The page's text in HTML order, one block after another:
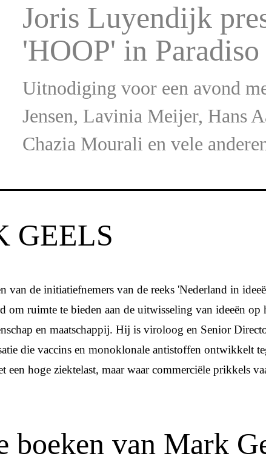
Joris Luyendijk
'HOOP' in Paradiso
Uitnodiging voor een avond
Jensen, Lavinia Meijer, Hans
Chazia Mourali en vele
GEELS
van de initiatiefnemers van de reeks 'Nederland in
om ruimte te bieden aan de uitwisseling van ideeën op
en maatschappij. Hij is viroloog en Senior
die vaccins en monoklonale antistoffen ontwikkelt
een hoge ziektelast, maar waar commerciële prikkels
boeken van Mark